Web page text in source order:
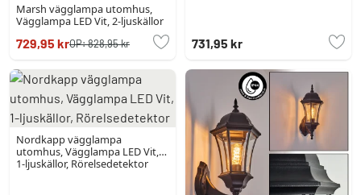
Marsh vägglampa utomhus,
Vägglampa LED Vit, 2-ljuskällor
729,95 krOP:828,95 kr 731,95 kr
Nordkapp vägglampa
utomhus, Vägglampa LED Vit,
1-ljuskällor, Rörelsedetektor